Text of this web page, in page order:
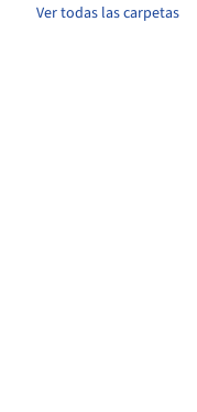
Ver todas las carpetas